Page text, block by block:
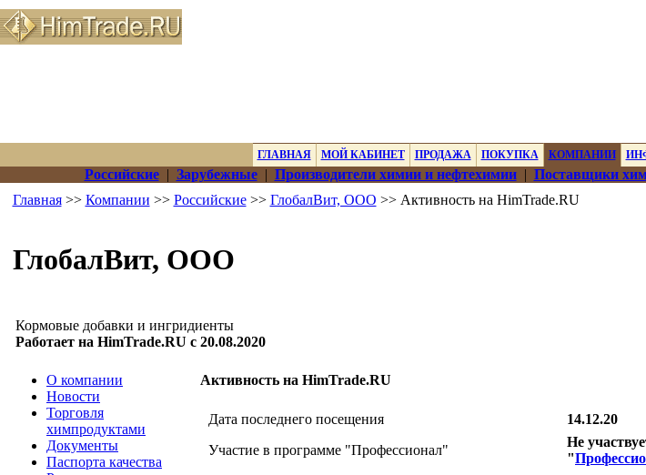
ГЛАВНАЯ МОЙ КАБИНЕТ ПРОДАЖА ПОКУПКА КОМПАНИИ
Российские| Зарубежные| Производители химии и нефтехимии| Поставщики
Главная>> Компании >> Российские>> ГлобалВит, ООО >> Активность на HimTrade.RU
ГлобалВит, ООО
Кормовые добавки и ингридиенты
Работает на HimTrade.RU с 20.08.2020
О компании
Новости
Торговля
химпродуктами
Документы
Паспорта качества
Активность на HimTrade.RU
Дата последнего посещения
14.12.20
Участие в программе "Профессионал"
Не
"